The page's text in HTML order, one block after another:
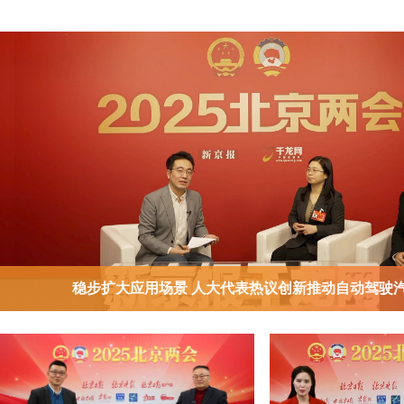
稳步扩大应用场景 人大代表热议创新推动自动驾驶